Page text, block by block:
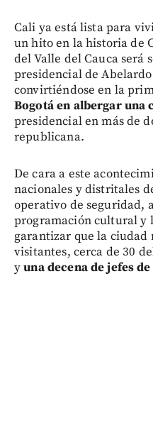
Cali ya está lista para
un hito en la historia de
del Valle del Cauca será
presidencial de
convirtiéndose en la
Bogotá en albergar una
presidencial en más de
republicana.
De cara a este
nacionales y distritales
operativo de seguridad,
programación cultural y
garantizar que la ciudad
visitantes, cerca de 30
yuna decena de jefes